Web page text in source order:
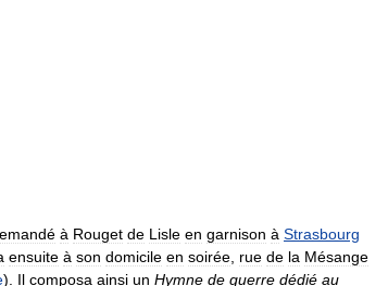
à Rouget de Lisle en garnison à Strasbourg
ensuite à son domicile en soirée rue de la Mésange
). Il composa ainsi un Hymne de guerre dédié au